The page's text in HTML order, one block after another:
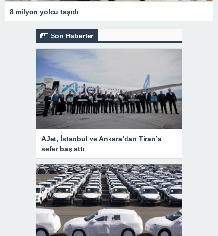
8 milyon yolcu taşıdı
Son Haberler
AJet, İstanbul ve Ankara’dan Tiran’a
sefer başlattı